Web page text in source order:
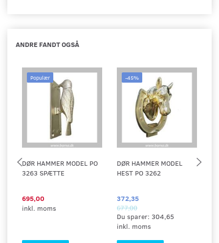
ANDRE FANDT OGSÅ
Populær
DØR HAMMER MODEL PO
3263 SPÆTTE
695,00
inkl. moms
-45%
DØR HAMMER MODEL
HEST PO 3262
372,35
677,00
Du sparer: 304,65
inkl. moms